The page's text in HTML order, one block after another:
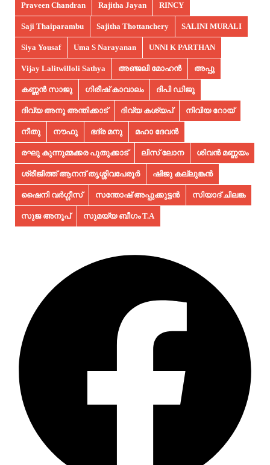
Praveen Chandran Rajitha Jayan RINCY
Saji Thaiparambu Sajitha Thottanchery SALINI MURALI
Siya Yousaf Uma S Narayanan UNNI K PARTHAN
Vijay Lalitwilloli Sathya അഞ്ജലി മോഹൻ അപ്പു
കണ്ണൻ സാജു ഗിരീഷ് കാവാലം ദിപി ഡിജു
ദിവ്യ അനു അന്തിക്കാട് ദിവ്യ കശ്യപ് നിവിയ റോയ്
നീതു നൗഫു ഭദ്ര മനു മഹാ ദേവൻ
രഘു കുന്നുമ്മക്കര പുതുക്കാട് ലിസ് ലോന ശിവൻ മണ്ണയം
ശ്രീജിത്ത് ആനന്ദ് തൃശ്ശിവപേരൂർ ഷിജു കല്ലുങ്കൻ
ഷൈനി വർഗ്ഗീസ് സന്തോഷ് അപ്പുക്കുട്ടൻ സിയാദ് ചിലങ്ക
സുജ അനൂപ്‌ സുമയ്യ ബീഗം T.A